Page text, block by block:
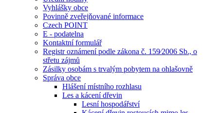
Vyhlášky obce
Povinně zveřejňované informace
Czech POINT
E - podatelna
Kontaktní formulář
Registr oznámení podle zákona č. 159⁄2006 Sb., o
střetu zájmů
Zásilky osobám s trvalým pobytem na ohlašovně
Správa obce
Hlášení místního rozhlasu
Les a kácení dřevin
Lesní hospodářství